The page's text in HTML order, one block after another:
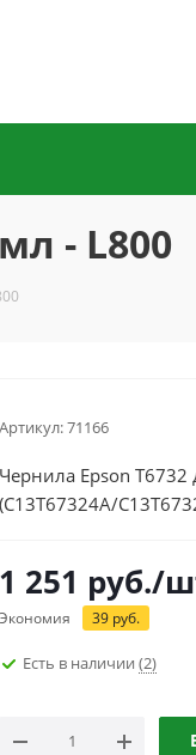
- L800
Артикул:71166
Чернила Epson
(C13T67324A/
1 251 руб./
Экономия 39 руб.
Есть в наличии (2)